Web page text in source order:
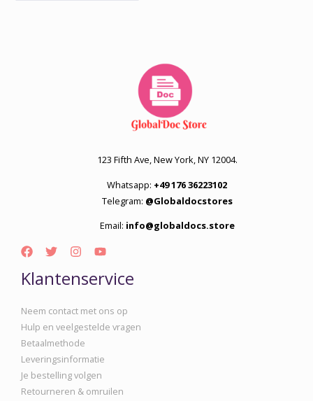
123 Fifth Ave, New York, NY 12004.
Whatsapp: +49 176 36223102
Telegram: @Globaldocstores
Email: info@globaldocs.store
Klantenservice
Neem contact met ons op
Hulp en veelgestelde vragen
Betaalmethode
Leveringsinformatie
Je bestelling volgen
Retourneren & omruilen